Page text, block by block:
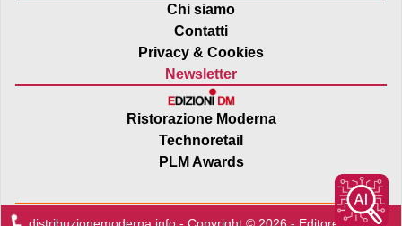
Chi siamo
Contatti
Privacy & Cookies
Newsletter
Ristorazione Moderna
Technoretail
PLM Awards
distribuzionemoderna.info - Copyright © 2026 - Editore:Edra